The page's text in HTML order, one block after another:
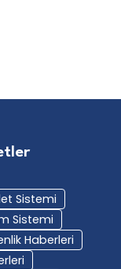
Sistemi
Sistemi
Haberleri